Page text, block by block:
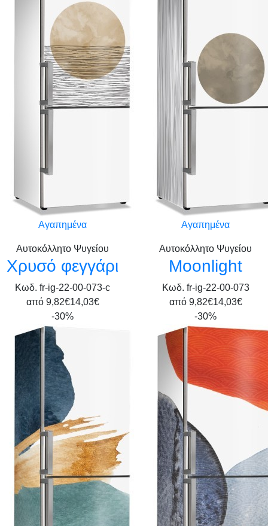
Αγαπημένα
Αυτοκόλλητο Ψυγείου
Χρυσό φεγγάρι
Κωδ. fr-ig-22-00-073-c
από 9,82€14,03€
Αγαπημένα
Αυτοκόλλητο Ψυγείου
Moonlight
Κωδ. fr-ig-22-00-073
από 9,82€14,03€
-30%
-30%